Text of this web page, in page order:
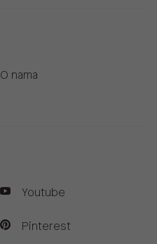
O nama
Youtube
Pinterest